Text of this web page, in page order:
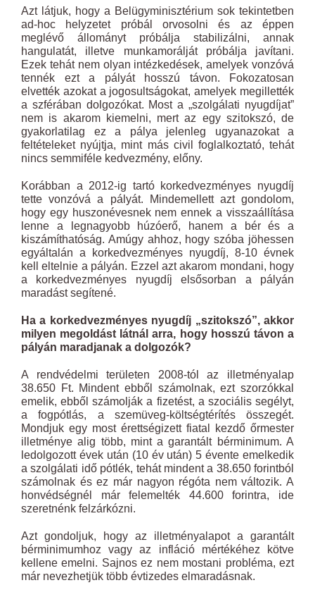
Azt látjuk, hogy a Belügyminisztérium sok tekintetben
ad-hoc helyzetet próbál orvosolni és az éppen
meglévő állományt próbálja stabilizálni, annak
hangulatát, illetve munkamorálját próbálja javítani.
Ezek tehát nem olyan intézkedések, amelyek vonzóvá
tennék ezt a pályát hosszú távon. Fokozatosan
elvették azokat a jogosultságokat, amelyek megillették
a szférában dolgozókat. Most a „szolgálati nyugdíjat”
nem is akarom kiemelni, mert az egy szitokszó, de
gyakorlatilag ez a pálya jelenleg ugyanazokat a
feltételeket nyújtja, mint más civil foglalkoztató, tehát
nincs semmiféle kedvezmény, előny.
Korábban a 2012-ig tartó korkedvezményes nyugdíj
tette vonzóvá a pályát. Mindemellett azt gondolom,
hogy egy huszonévesnek nem ennek a visszaállítása
lenne a legnagyobb húzóerő, hanem a bér és a
kiszámíthatóság. Amúgy ahhoz, hogy szóba jöhessen
egyáltalán a korkedvezményes nyugdíj, 8-10 évnek
kell eltelnie a pályán. Ezzel azt akarom mondani, hogy
a korkedvezményes nyugdíj elsősorban a pályán
maradást segítené.
Ha a korkedvezményes nyugdíj „szitokszó”, akkor
milyen megoldást látnál arra, hogy hosszú távon a
pályán maradjanak a dolgozók?
A rendvédelmi területen 2008-tól az illetményalap
38.650 Ft. Mindent ebből számolnak, ezt szorzókkal
emelik, ebből számolják a fizetést, a szociális segélyt,
a fogpótlás, a szemüveg-költségtérítés összegét.
Mondjuk egy most érettségizett fiatal kezdő őrmester
illetménye alig több, mint a garantált bérminimum. A
ledolgozott évek után (10 év után) 5 évente emelkedik
a szolgálati idő pótlék, tehát mindent a 38.650 forintból
számolnak és ez már nagyon régóta nem változik. A
honvédségnél már felemelték 44.600 forintra, ide
szeretnénk felzárkózni.
Azt gondoljuk, hogy az illetményalapot a garantált
bérminimumhoz vagy az infláció mértékéhez kötve
kellene emelni. Sajnos ez nem mostani probléma, ezt
már nevezhetjük több évtizedes elmaradásnak.